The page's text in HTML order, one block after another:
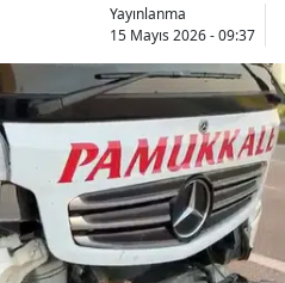
Bitlis
Bolu
Burdur
Bursa
Yayınlanma
15 Mayıs 2026 - 09:37